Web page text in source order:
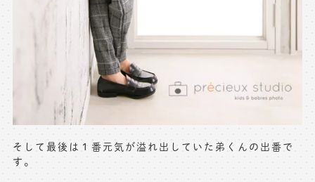
そして最後は１番元気が溢れ出していた弟くんの出番で
す。